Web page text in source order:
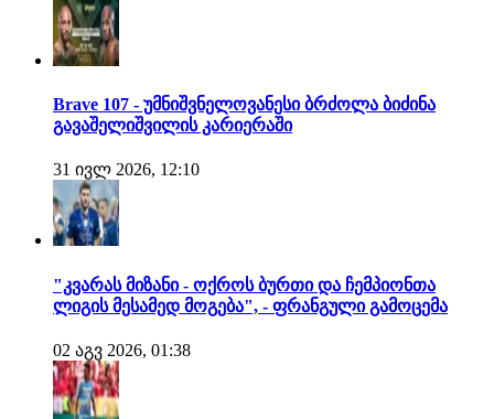
Brave 107 - უმნიშვნელოვანესი ბრძოლა ბიძინა
გავაშელიშვილის კარიერაში
31 ივლ 2026, 12:10
"კვარას მიზანი - ოქროს ბურთი და ჩემპიონთა
ლიგის მესამედ მოგება", - ფრანგული გამოცემა
02 აგვ 2026, 01:38